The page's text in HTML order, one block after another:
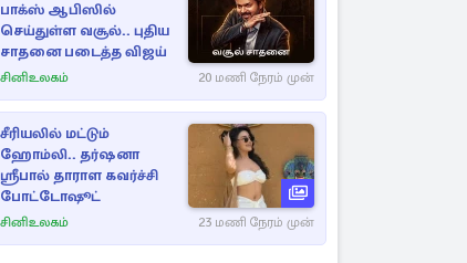
பாக்ஸ் ஆபிஸில்
செய்துள்ள வசூல்.. புதிய
சாதனை படைத்த விஜய்
சினிஉலகம் 20 மணி நேரம் முன்
சீரியலில் மட்டும்
ஹோம்லி.. தர்ஷனா
ஸ்ரீபால் தாராள கவர்ச்சி
போட்டோஷூட்
சினிஉலகம் 23 மணி நேரம் முன்